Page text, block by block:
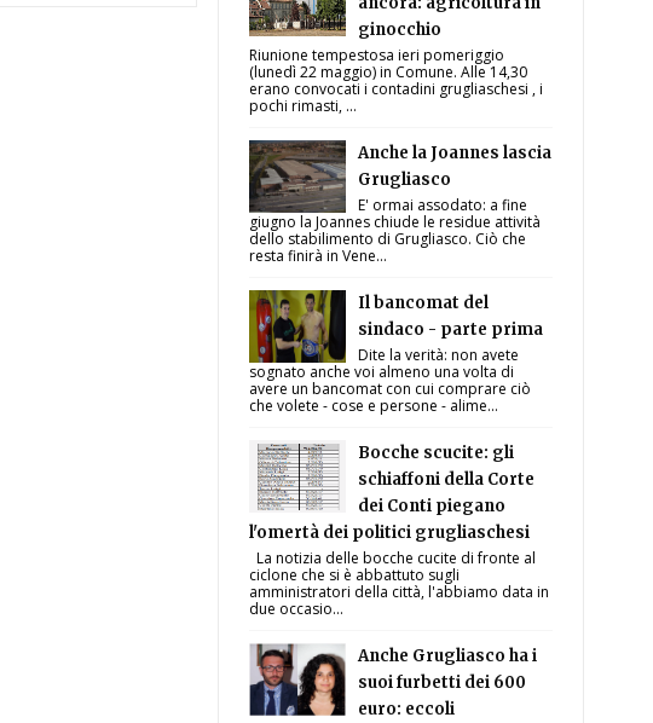
ginocchio
Riunione tempestosa ieri pomeriggio
(lunedì 22 maggio) in Comune. Alle 14,30
erano convocati i contadini grugliaschesi , i
pochi rimasti, ...
Anche la Joannes lascia
Grugliasco
E' ormai assodato: a fine
giugno la Joannes chiude le residue attività
dello stabilimento di Grugliasco. Ciò che
resta finirà in Vene...
Il bancomat del
sindaco - parte prima
Dite la verità: non avete
sognato anche voi almeno una volta di
avere un bancomat con cui comprare ciò
che volete - cose e persone - alime...
Bocche scucite: gli
schiaffoni della Corte
dei Conti piegano
l'omertà dei politici grugliaschesi
La notizia delle bocche cucite di fronte al
ciclone che si è abbattuto sugli
amministratori della città, l'abbiamo data in
due occasio...
Anche Grugliasco ha i
suoi furbetti dei 600
euro: eccoli